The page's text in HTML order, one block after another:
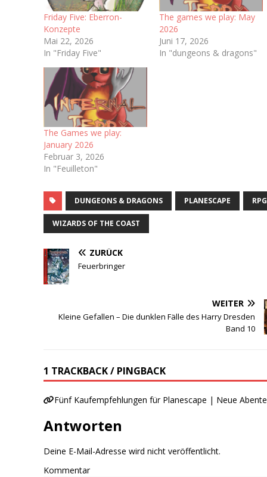
Friday Five: Eberron-
Konzepte
Mai 22, 2026
In "Friday Five"
The games we play: May
2026
Juni 17, 2026
In "dungeons & dragons"
The Games we play:
January 2026
Februar 3, 2026
In "Feuilleton"
DUNGEONS & DRAGONS PLANESCAPE RPG
WIZARDS OF THE COAST
ZURÜCK
Feuerbringer
WEITER
Kleine Gefallen – Die dunklen Fälle des Harry Dresden
Band 10
1 TRACKBACK / PINGBACK
Fünf Kaufempfehlungen für Planescape | Neue
Antworten
Deine E-Mail-Adresse wird nicht veröffentlicht.
Kommentar